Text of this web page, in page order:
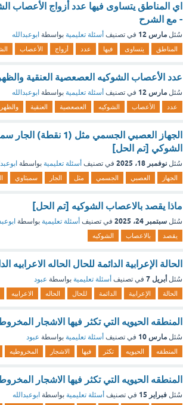
اي المناطق يتساوى فيها عدد أزواج الأعصاب
- مع الشرح
سُئل مارس 12 في تصنيف أسئلة تعليمية بواسطة ابوعبدالله
المناطق يتساوى فيها عدد أزواج الأعصاب
عدد الأعصاب الشوكيه العصعصية العنقية
سُئل مارس 12 في تصنيف أسئلة تعليمية بواسطة ابوعبدالله
عدد الأعصاب الشوكيه العصعصية العنقية
الجهاز العصبي الجسمي
الشوكي [تم الحل]
سُئل نوفمبر 18، 2025 في تصنيف أسئلة تعليمية بواسطة
الجهاز العصبي الجسمي مثل الجار سمبثاوي
ماذا يقصد بالاعصاب الشوكيه [تم الحل]
سُئل سبتمبر 24، 2025 في تصنيف أسئلة تعليمية بواسطة
يقصد بالاعصاب الشوكيه
الحالة الإعرابية الدائمة للحال الحاله
سُئل أبريل 7 في تصنيف أسئلة تعليمية بواسطة عبود
الحالة الإعرابية الدائمة للحال الحاله الاعرابيه
المنطقه الحيويه التي تكثر فيها الاشجار
سُئل مارس 10 في تصنيف أسئلة تعليمية بواسطة عبود
المنطقه الحيويه تكثر فيها الاشجار المخروطيه
المنطقه الحيويه التي تكثر فيها الاشجار
سُئل فبراير 15 في تصنيف أسئلة تعليمية بواسطة ابوعبدالله